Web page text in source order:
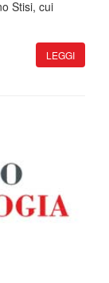
Stisi, cui
LEGGI